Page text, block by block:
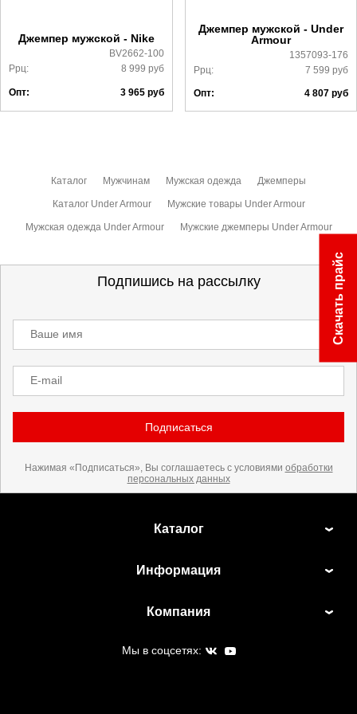
Джемпер мужской - Nike
BV2662-100
Ррц:
8 999 руб
Опт: 3 965руб
Джемпер мужской - Under
Armour
1357093-176
Ррц:
7 599 руб
Опт: 4 807 руб
Каталог Мужчинам Мужская одежда Джемперы
Каталог Under Armour Мужские товары Under Armour
Мужская одежда Under Armour Мужские джемперы Under Armour
Подпишись на рассылку
Ваше имя
E-mail
Подписаться
Нажимая «Подписаться», Вы соглашаетесь с условиями обработки
персональных данных
Каталог
Информация
Компания
Мы в соцсетях:
Скачать прайс